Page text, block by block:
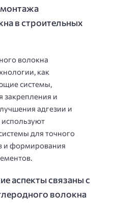
в строительных
волокна
как
системы,
закрепления и
адгезии и
для точного
и формирования
аспекты связаны с
волокна